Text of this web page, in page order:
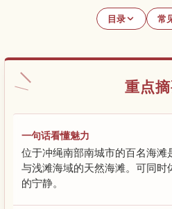
目录 常
重点
一句话看懂魅力
位于冲绳南部南城市的百名海滩
与浅滩海域的天然海滩。可同时
的宁静。